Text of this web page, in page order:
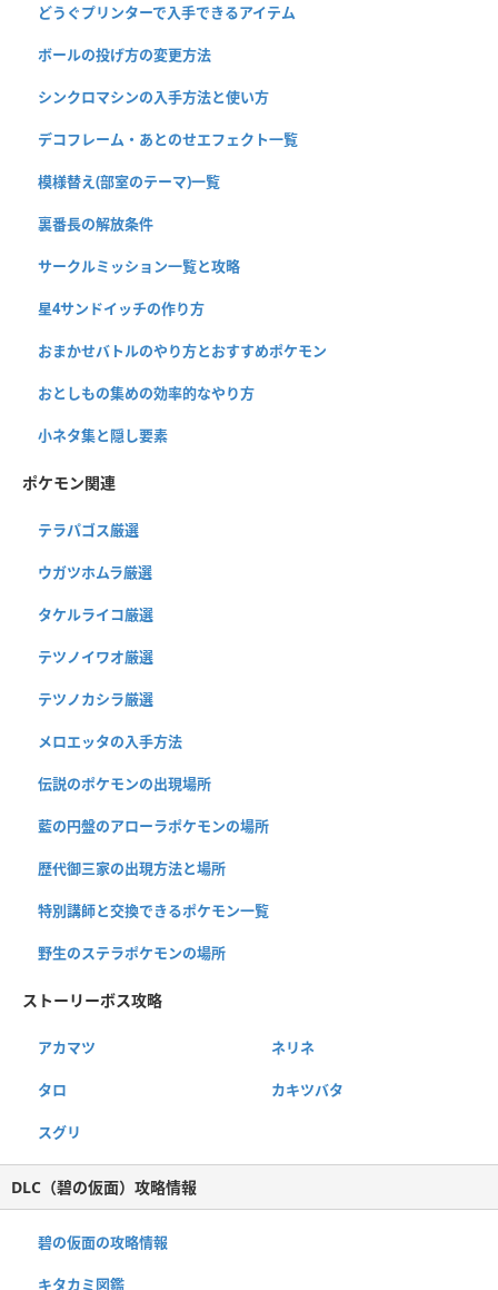
どうぐプリンターで入手できるアイテム
ボールの投げ方の変更方法
シンクロマシンの入手方法と使い方
デコフレーム・あとのせエフェクト一覧
模様替え(部室のテーマ)一覧
裏番長の解放条件
サークルミッション一覧と攻略
星4サンドイッチの作り方
おまかせバトルのやり方とおすすめポケモン
おとしもの集めの効率的なやり方
小ネタ集と隠し要素
ポケモン関連
テラパゴス厳選
ウガツホムラ厳選
タケルライコ厳選
テツノイワオ厳選
テツノカシラ厳選
メロエッタの入手方法
伝説のポケモンの出現場所
藍の円盤のアローラポケモンの場所
歴代御三家の出現方法と場所
特別講師と交換できるポケモン一覧
野生のステラポケモンの場所
ストーリーボス攻略
アカマツ ネリネ
タロ カキツバタ
スグリ
DLC（碧の仮面）攻略情報
碧の仮面の攻略情報
キタカミ図鑑